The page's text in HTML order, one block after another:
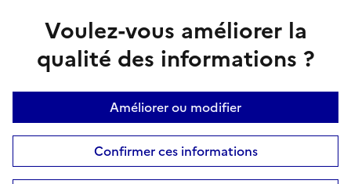
Voulez-vous améliorer la
qualité des informations ?
Améliorer ou modifier
Confirmer ces informations